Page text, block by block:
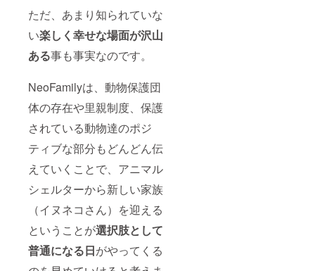
ただ、あまり知られていな
い楽しく幸せな場面が沢山
ある事も事実なのです。
NeoFamilyは、動物保護団
体の存在や里親制度、保護
されている動物達のポジ
ティブな部分もどんどん伝
えていくことで、アニマル
シェルターから新しい家族
（イヌネコさん）を迎える
ということが選択肢と して
普通になる日がやってくる